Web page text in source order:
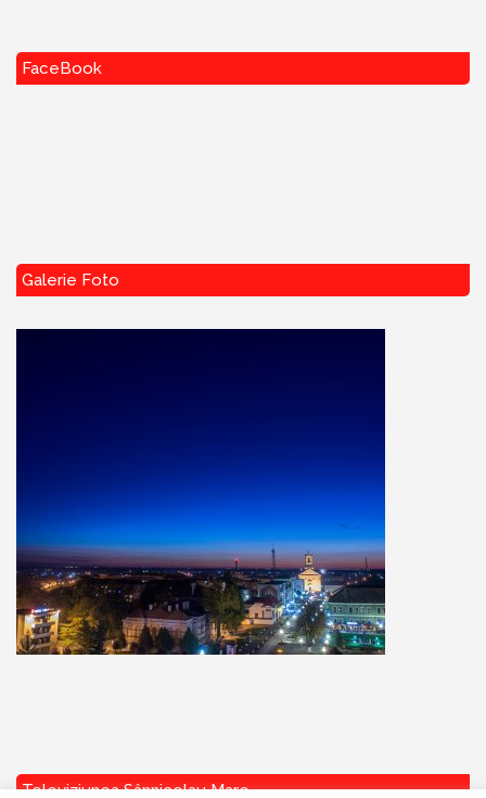
FaceBook
Galerie Foto
Televiziunea Sânnicolau Mare